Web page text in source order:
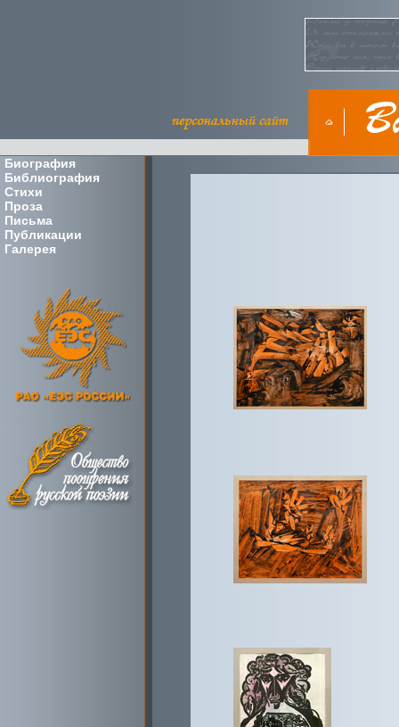
Биография
Библиография
Стихи
Проза
Письма
Публикации
Галерея